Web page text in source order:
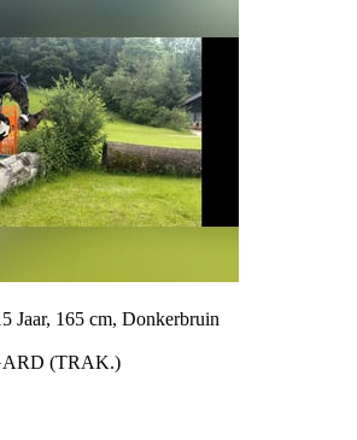
Jaar, 165 cm, Donkerbruin
(TRAK.)